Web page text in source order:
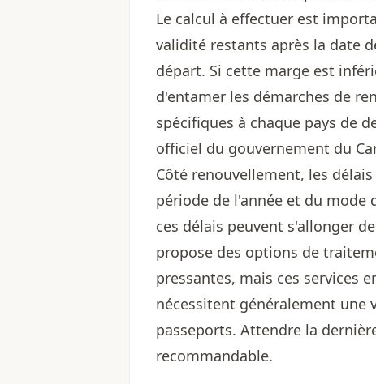
Le calcul à effectuer est
validité restants après la date
départ. Si cette marge est
d'entamer les démarches de
spécifiques à chaque pays de
officiel du gouvernement du
Côté renouvellement, les
période de l'année et du mode
ces délais peuvent s'allonger
propose des options de
pressantes, mais ces services
nécessitent généralement une
passeports. Attendre la
recommandable.